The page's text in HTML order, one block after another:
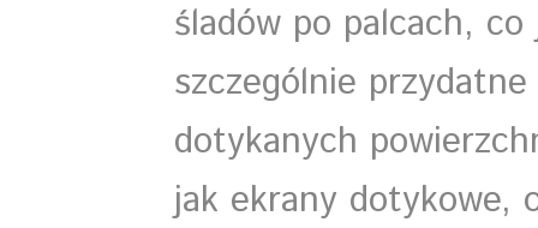
śladów po palcach,
szczególnie
dotykanych
jak ekrany dotykowe,